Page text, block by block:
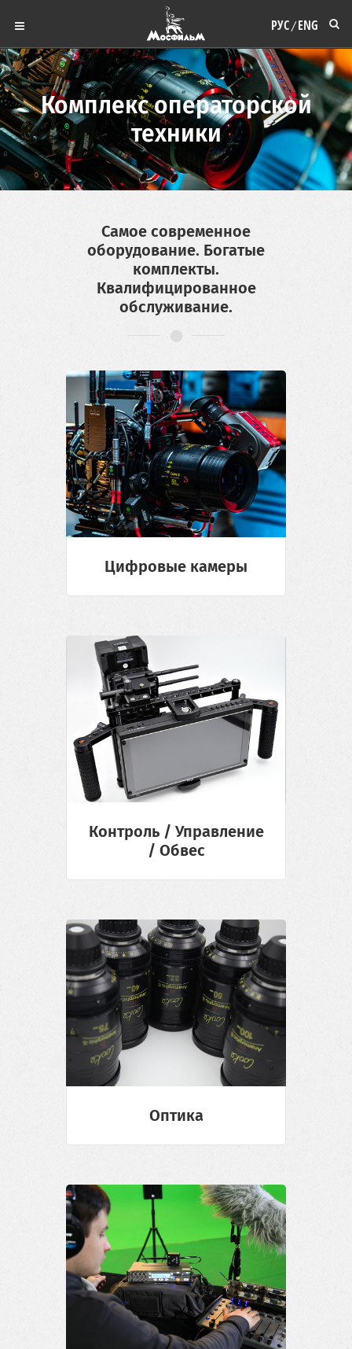
РУС/ENG
Комплекс операторской
техники
Самое современное
оборудование. Богатые
комплекты.
Квалифицированное
обслуживание.
Цифровые камеры
Контроль / Управление
/ Обвес
Оптика